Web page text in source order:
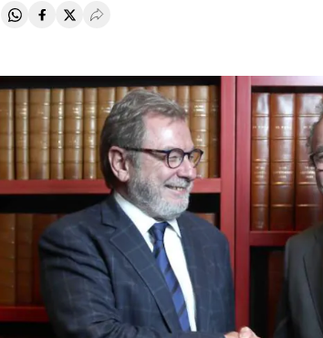
Compartir en Whatsapp
Compartir en Facebook
Compartir en Twitter
Desplegar Redes Sociales